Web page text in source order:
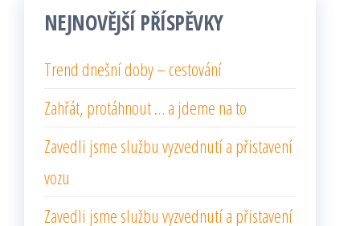
NEJNOVĚJŠÍ PŘÍSPĚVKY
Trend dnešní doby – cestování
Zahřát, protáhnout … a jdeme na to
Zavedli jsme službu vyzvednutí a přistavení
vozu
Zavedli jsme službu vyzvednutí a přistavení